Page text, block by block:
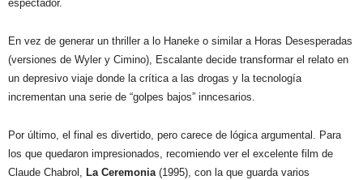
espectador.
En vez de generar un thriller a lo Haneke o similar a Horas Desesperadas
(versiones de Wyler y Cimino), Escalante decide transformar el relato en
un depresivo viaje donde la crítica a las drogas y la tecnología
incrementan una serie de “golpes bajos” inncesarios.
Por último, el final es divertido, pero carece de lógica argumental. Para
los que quedaron impresionados, recomiendo ver el excelente film de
Claude Chabrol, La Ceremonia(1995), con la que guarda varios